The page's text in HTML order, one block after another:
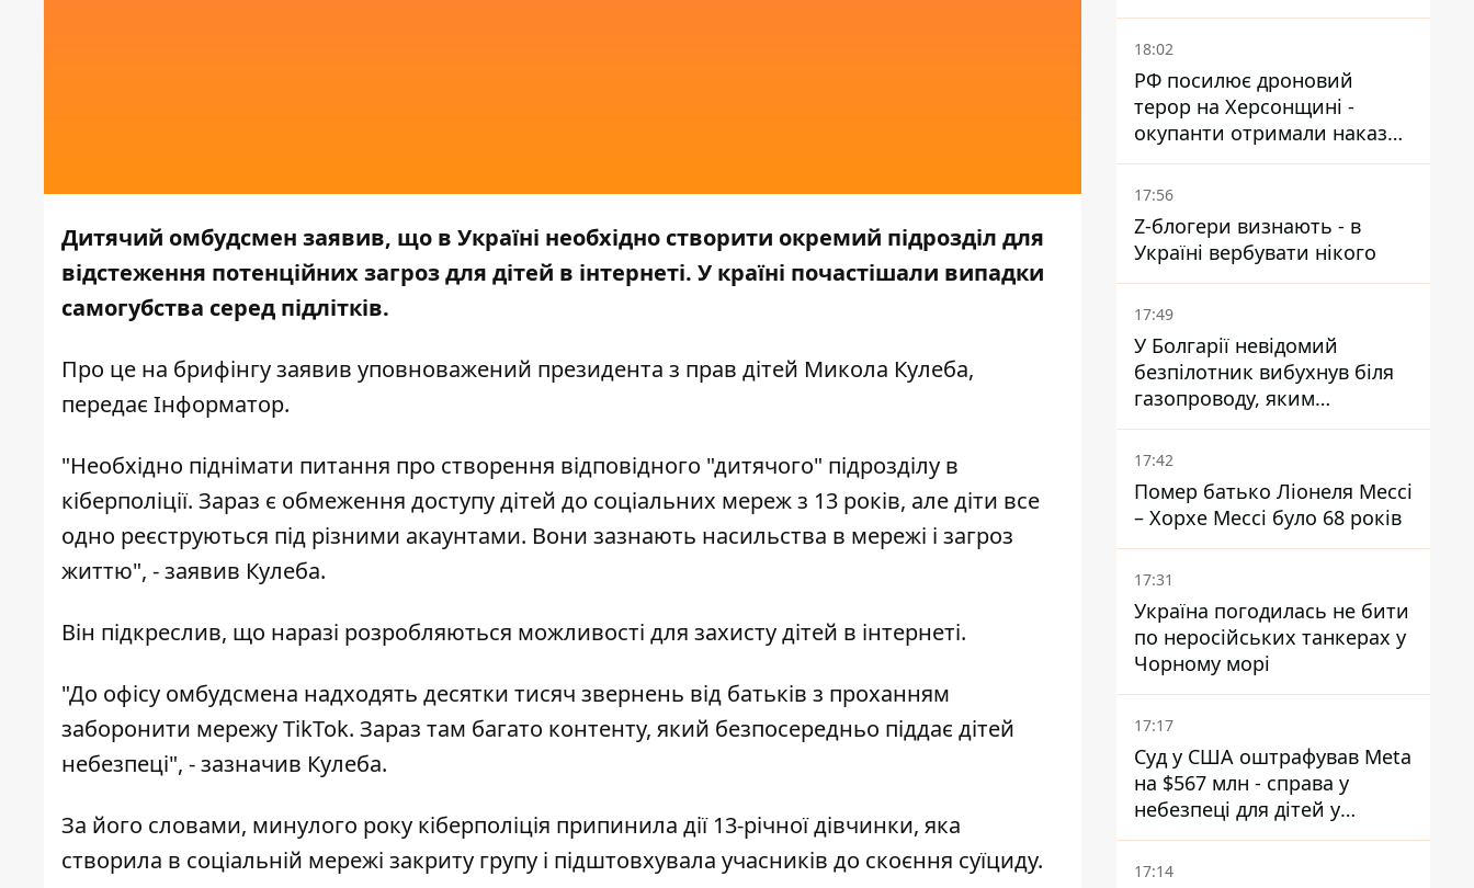
Дитячий омбудсмен заявив, що в Україні необхідно створити окремий підрозділ для
відстеження потенційних загроз для дітей в інтернеті. У країні почастішали випадки
самогубства серед підлітків.
Про це на брифінгу заявив уповноважений президента з прав дітей Микола Кулеба,
передає Інформатор.
"Необхідно піднімати питання про створення відповідного "дитячого" підрозділу в
кіберполіції. Зараз є обмеження доступу дітей до соціальних мереж з 13 років, але діти все
одно реєструються під різними акаунтами. Вони зазнають насильства в мережі і загроз
життю", - заявив Кулеба.
Він підкреслив, що наразі розробляються можливості для захисту дітей в інтернеті.
"До офісу омбудсмена надходять десятки тисяч звернень від батьків з проханням
заборонити мережу TikTok. Зараз там багато контенту, який безпосередньо піддає дітей
небезпеці", - зазначив Кулеба.
За його словами, минулого року кіберполіція припинила дії 13-річної дівчинки, яка
створила в соціальній мережі закриту групу і підштовхувала учасників до скоєння суїциду.
небезпечного каракурта
18:02
РФ посилює дроновий
терор на Херсонщині -
окупанти отримали наказ
вільно полювати на автівки
17:56
Z-блогери визнають - в
Україні вербувати нікого
17:49
У Болгарії невідомий
безпілотник вибухнув біля
газопроводу, яким
постачають газ до України
17:42
Помер батько Ліонеля Мессі
– Хорхе Мессі було 68 років
17:31
Україна погодилась не бити
по неросійських танкерах у
Чорному морі
17:17
Суд у США оштрафував Meta
на $567 млн - справа у
небезпеці для дітей у
соцмережах
17:14